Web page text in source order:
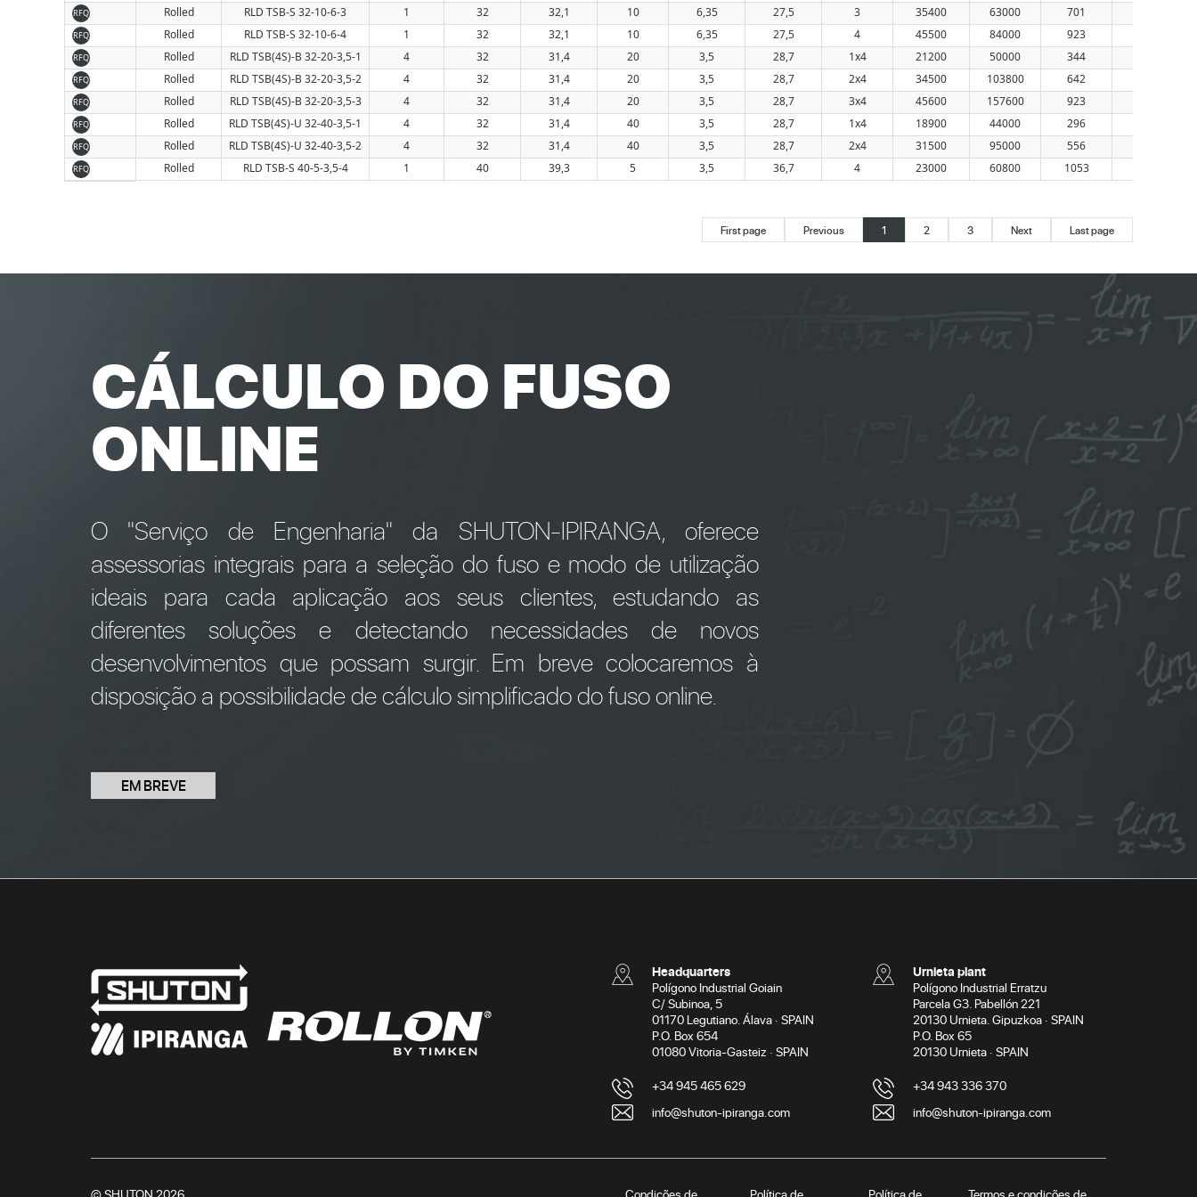
RFQ Rolled RLD TSB-S 32-10-6-3 1 32 32,1 10 6,35 27,5 3 35400 63000 701
RFQ Rolled RLD TSB-S 32-10-6-4 1 32 32,1 10 6,35 27,5 4 45500 84000 923
RFQ Rolled RLD TSB(4S)-B 32-20-3,5-1 4 32 31,4 20 3,5 28,7 1x4 21200 50000 344
RFQ Rolled RLD TSB(4S)-B 32-20-3,5-2 4 32 31,4 20 3,5 28,7 2x4 34500 103800 642
RFQ Rolled RLD TSB(4S)-B 32-20-3,5-3 4 32 31,4 20 3,5 28,7 3x4 45600 157600 923
RFQ Rolled RLD TSB(4S)-U 32-40-3,5-1 4 32 31,4 40 3,5 28,7 1x4 18900 44000 296
RFQ Rolled RLD TSB(4S)-U 32-40-3,5-2 4 32 31,4 40 3,5 28,7 2x4 31500 95000 556
RFQ Rolled RLD TSB-S 40-5-3,5-4 1 40 39,3 5 3,5 36,7 4 23000 60800 1053
First page Previous 1 2 3 Next Last page
CÁLCULO DO FUSO
ONLINE
O "Serviço de Engenharia" da SHUTON-IPIRANGA, oferece
assessorias integrais para a seleção do fuso e modo de utilização
ideais para cada aplicação aos seus clientes, estudando as
diferentes soluções e detectando necessidades de novos
desenvolvimentos que possam surgir. Em breve colocaremos à
disposição a possibilidade de cálculo simplificado do fuso online.
EM BREVE
Headquarters
Polígono Industrial Goiain
C/ Subinoa, 5
01170 Legutiano. Álava · SPAIN
P.O. Box 654
01080 Vitoria-Gasteiz · SPAIN
+34 945 465 629
info@shuton-ipiranga.com
Urnieta plant
Polígono Industrial Erratzu
Parcela G3. Pabellón 221
20130 Urnieta. Gipuzkoa · SPAIN
P.O. Box 65
20130 Urnieta · SPAIN
+34 943 336 370
info@shuton-ipiranga.com